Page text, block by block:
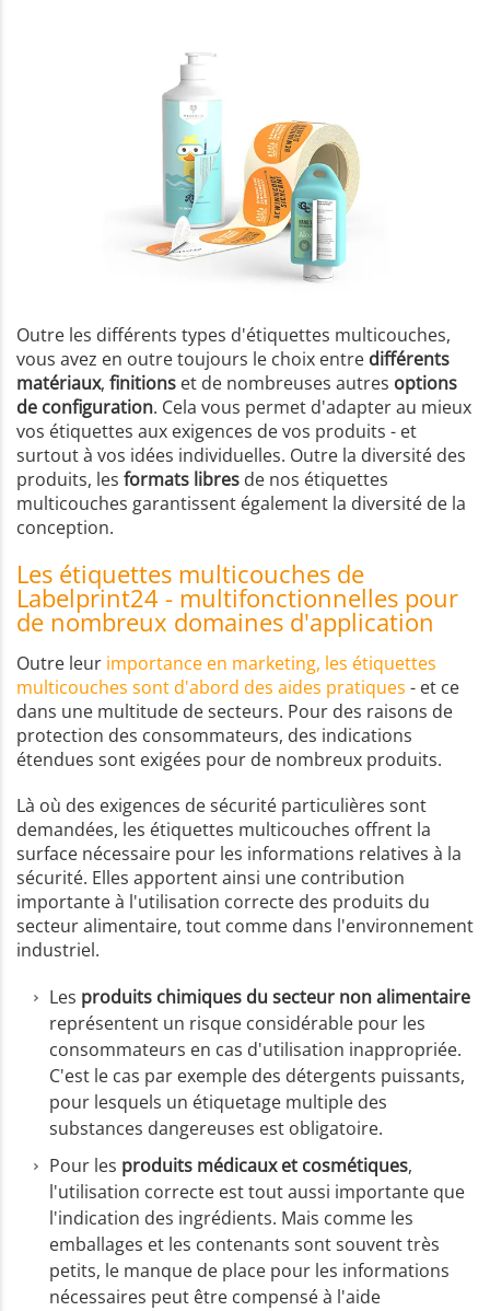
Outre les différents types d'étiquettes multicouches,
vous avez en outre toujours le choix entre différents
matériaux, finitions et de nombreuses autres options
de configuration. Cela vous permet d'adapter au mieux
vos étiquettes aux exigences de vos produits - et
surtout à vos idées individuelles. Outre la diversité des
produits, les formats libres de nos étiquettes
multicouches garantissent également la diversité de la
conception.
Les étiquettes multicouches de
Labelprint24 - multifonctionnelles pour
de nombreux domaines d'application
Outre leur importance en marketing, les étiquettes
multicouches sont d'abord des aides pratiques - et ce
dans une multitude de secteurs. Pour des raisons de
protection des consommateurs, des indications
étendues sont exigées pour de nombreux produits.
Là où des exigences de sécurité particulières sont
demandées, les étiquettes multicouches offrent la
surface nécessaire pour les informations relatives à la
sécurité. Elles apportent ainsi une contribution
importante à l'utilisation correcte des produits du
secteur alimentaire, tout comme dans l'environnement
industriel.
Les produits chimiques du secteur non alimentaire
représentent un risque considérable pour les
consommateurs en cas d'utilisation inappropriée.
C'est le cas par exemple des détergents puissants,
pour lesquels un étiquetage multiple des
substances dangereuses est obligatoire.
Pour les produits médicaux et cosmétiques,
l'utilisation correcte est tout aussi importante que
l'indication des ingrédients. Mais comme les
emballages et les contenants sont souvent très
petits, le manque de place pour les informations
nécessaires peut être compensé à l'aide